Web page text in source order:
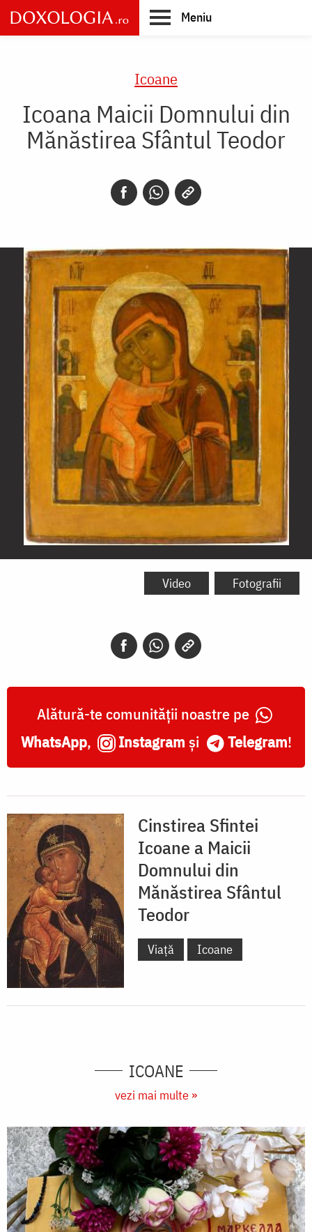
Skip
to
main
Meniu
Icoane
Icoana Maicii Domnului din
Mănăstirea Sfântul Teodor
Icoana
Teodor
Video Fotografii
Alătură-te comunității noastre pe
WhatsApp, Instagram și Telegram!
Cinstirea Sfintei
Icoane a Maicii
Domnului din
Mănăstirea Sfântul
Teodor
Viață Icoane
ICOANE
vezi mai multe »